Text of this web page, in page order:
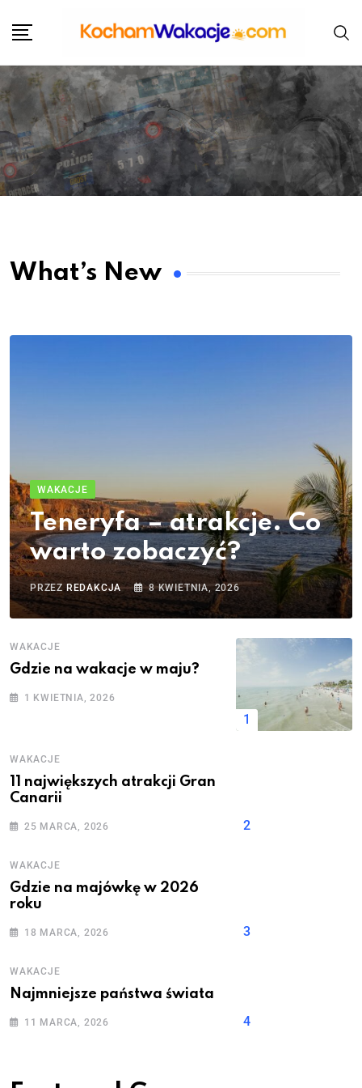
What’s New
WAKACJE
Teneryfa – atrakcje. Co
warto zobaczyć?
PRZEZREDAKCJA 8 KWIETNIA, 2026
WAKACJE
Gdzie na wakacje w maju?
1 KWIETNIA, 2026
WAKACJE
11 największych atrakcji Gran
Canarii
25 MARCA, 2026
WAKACJE
Gdzie na majówkę w 2026
roku
18 MARCA, 2026
WAKACJE
Najmniejsze państwa świata
11 MARCA, 2026